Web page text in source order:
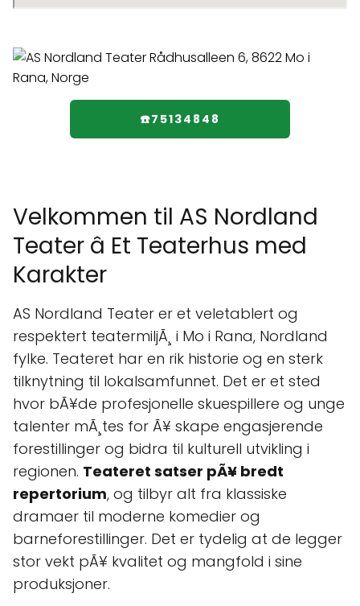
☎️75134848
Velkommen til AS Nordland
Teater â Et Teaterhus med
Karakter
AS Nordland Teater er et veletablert og
respektert teatermiljÃ¸ i Mo i Rana, Nordland
fylke. Teateret har en rik historie og en sterk
tilknytning til lokalsamfunnet. Det er et sted
hvor bÃ¥de profesjonelle skuespillere og unge
talenter mÃ¸tes for Ã¥ skape engasjerende
forestillinger og bidra til kulturell utvikling i
regionen. Teateret satser pÃ¥ bredt
repertorium, og tilbyr alt fra klassiske
dramaer til moderne komedier og
barneforestillinger. Det er tydelig at de legger
stor vekt pÃ¥ kvalitet og mangfold i sine
produksjoner.